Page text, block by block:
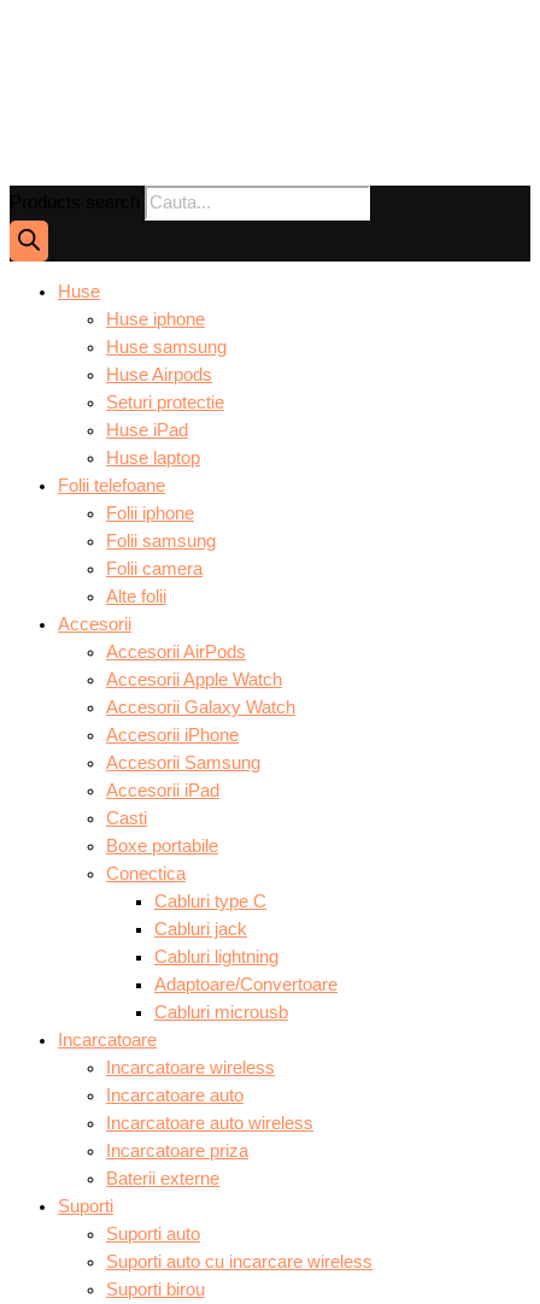
Huse
Huse iphone
Huse samsung
Huse Airpods
Seturi protectie
Huse iPad
Huse laptop
Folii telefoane
Folii iphone
Folii samsung
Folii camera
Alte folii
Accesorii
Accesorii AirPods
Accesorii Apple Watch
Accesorii Galaxy Watch
Accesorii iPhone
Accesorii Samsung
Accesorii iPad
Casti
Boxe portabile
Conectica
Cabluri type C
Cabluri jack
Cabluri lightning
Adaptoare/Convertoare
Cabluri microusb
Incarcatoare
Incarcatoare wireless
Incarcatoare auto
Incarcatoare auto wireless
Incarcatoare priza
Baterii externe
Suporti
Suporti auto
Suporti auto cu incarcare wireless
Suporti birou